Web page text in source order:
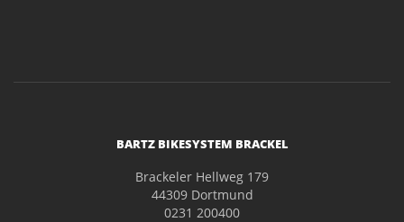
BARTZ BIKESYSTEM BRACKEL
Brackeler Hellweg 179
44309 Dortmund
0231 200400